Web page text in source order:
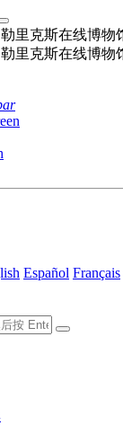
Español Français